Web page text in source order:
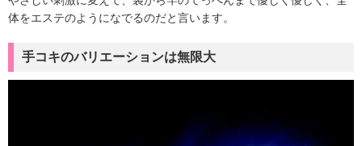
体をエステのようになでるのだと言います。
手コキのバリエーションは無限大